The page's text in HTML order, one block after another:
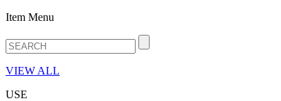
Item Menu
VIEW ALL
USE